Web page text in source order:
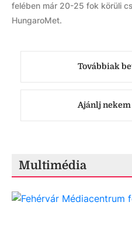
felében már 20-25 fok körüli
HungaroMet.
Továbbiak
Ajánlj
Multimédia